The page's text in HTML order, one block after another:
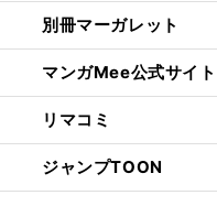
別冊マーガレット
マンガMee公式サイト
リマコミ
ジャンプTOON